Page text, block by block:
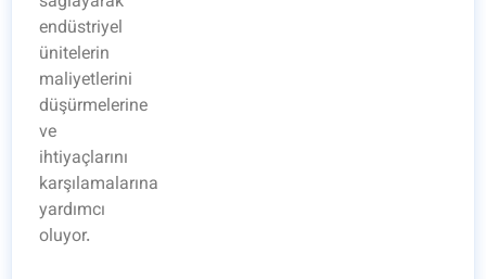
endüstriyel
ünitelerin
maliyetlerini
düşürmelerine
ve
ihtiyaçlarını
karşılamalarına
yardımcı
oluyor.